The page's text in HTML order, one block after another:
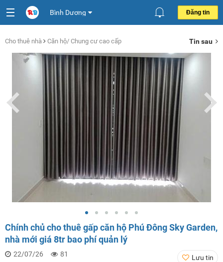
Bình Dương Đăng tin
Cho thuê nhà Căn hộ/ Chung cư cao cấp Tin sau
Chính chủ cho thuê gấp căn hộ Phú Đông Sky Garden,
nhà mới giá 8tr bao phí quản lý
22/07/26 81 Lưu tin